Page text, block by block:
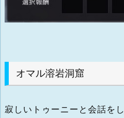
オマル溶岩洞窟
寂しいトゥーニーと会話を